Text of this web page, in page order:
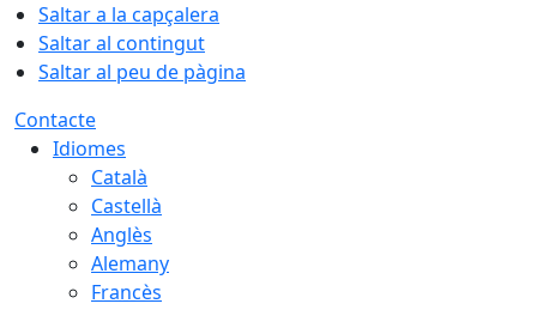
Saltar a la capçalera
Saltar al contingut
Saltar al peu de pàgina
Contacte
Idiomes
Català
Castellà
Anglès
Alemany
Francès